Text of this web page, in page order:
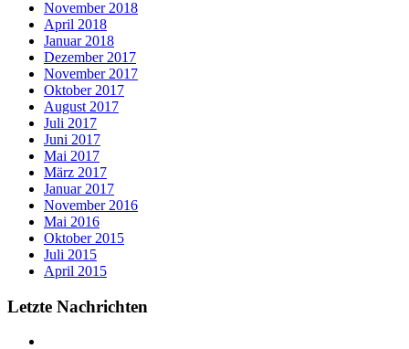
November 2018
April 2018
Januar 2018
Dezember 2017
November 2017
Oktober 2017
August 2017
Juli 2017
Juni 2017
Mai 2017
März 2017
Januar 2017
November 2016
Mai 2016
Oktober 2015
Juli 2015
April 2015
Letzte Nachrichten